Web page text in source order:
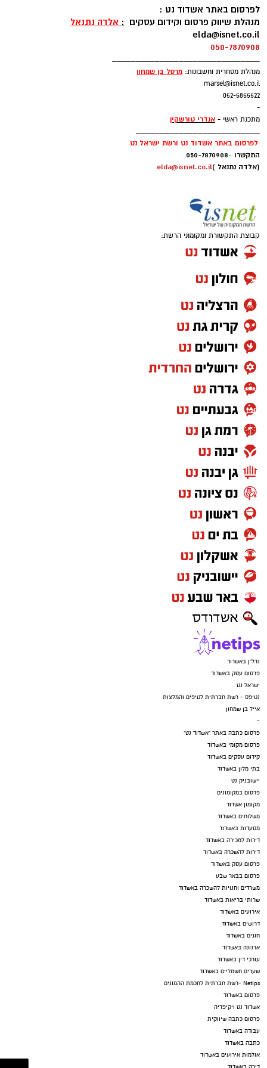
משחק כדי לתת את הטוב ביותר. אני מחכה כבר
לפגוש אתכם במגרש".
מניגריה ואחרי כמה שנים בתיכונים הגיע לג'ורג'טאון
שם שיחק תחת פטריק יואינג. בעונתו השנייה
חסימות למשחק.
אחרי עונה אחת בחר לחזור לג'ורג'טאון לעונה
פחות טובה ואת קריירת המכללות סיים בפן סטייט
למשחק.
בקיץ 2024 יצא לאירופה וחתם בלבאריו היוונית.
לערב. אשתקד שיחק בשולה הצרפתית, כולל ב-
BCL ורשם 6.4 נקודות ו-5.6 ריבאונדים באירופה.
רוצה לעקוב אחרי הערוץ של הקבוצה "אשדוד נט"
ב-WhatsApp לחצו כאן
להורדת אפליקציה של אשדוד נט לחצו כאן
עקבו בפייסבוק
עקבו באינסטגרם
לפרסום באתר אשדוד נט :
מנהלת שיווק פרסום וקידום עסקים : אלדה נתנאל
elda@isnet.co.il
050-7870908
_______________________________
מנהלת מסחרית וחשבונות: מרסל בן שמחון
marsel@isnet.co.il
052-5855522
-
מתכנת ראשי - אנדרי טורשקין
__________________________
לפרסום באתר אשדוד נט ורשת ישראל נט
התקשרו -
050-7870908
(אלדה נתנאל )elda@isnet.co.il
קבוצת התקשורת ומקומוני הרשת:
נדל"ן באשדוד
פרסום עסק באשדוד
ישראל נט
נטיפס - רשת חברתית לטיפים והמלצות
אייל בן שמחון
-
פרסום כתבה באתר "אשדוד נט"
פרסום מקומי באשדוד
קידום עסקים באשדוד
בתי מלון באשדוד
יישובניק נט
פרסום במקומונים
מקומון אשדוד
משלוחים באשדוד
מסעדות באשדוד
דירות למכירה באשדוד
דירות להשכרה באשדוד
פרסום עסק באשדוד
פרסום בבאר שבע
משרדים וחנויות להשכרה באשדוד
שרותי בריאות באשדוד
אירועים באשדוד
דרושים באשדוד
חוגים באשדוד
ארנונה באשדוד
עורכי דין באשדוד
שערים חשמליים באשדוד
Netips -רשת חברתית לחכמת ההמונים
פרסום באשדוד
אשדוד נט ויקיפדיה
פרסום כתבה שיווקית
עבודה באשדוד
כתבה באשדוד
אולמות אירועים באשדוד